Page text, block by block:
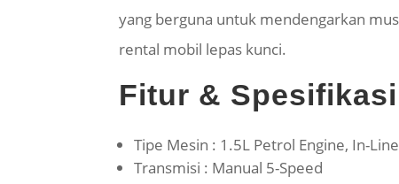
yang berguna untuk mendengarkan
rental mobil lepas kunci.
Fitur &
Tipe Mesin : 1.5L Petrol Engine, In-
Transmisi : Manual 5-Speed